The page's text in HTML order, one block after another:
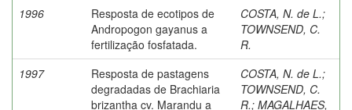
1996
Resposta de ecotipos de
Andropogon gayanus a
fertilização fosfatada.
COSTA, N. de L.;
TOWNSEND, C.
R.
1997
Resposta de pastagens
degradadas de Brachiaria
brizantha cv. Marandu a
COSTA, N. de L.;
TOWNSEND, C.
R.; MAGALHAES,